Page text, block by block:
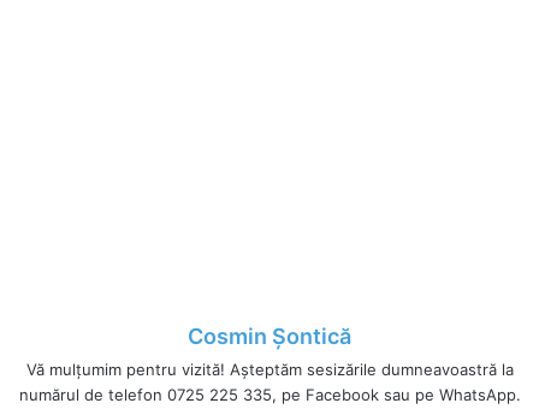
Cosmin Șontică
Vă mulțumim pentru vizită! Așteptăm sesizările dumneavoastră la
numărul de telefon 0725 225 335, pe Facebook sau pe WhatsApp.